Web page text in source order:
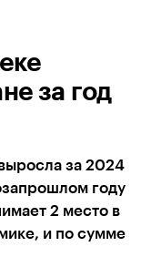
за год
за 2024
году
2 место в
и по сумме